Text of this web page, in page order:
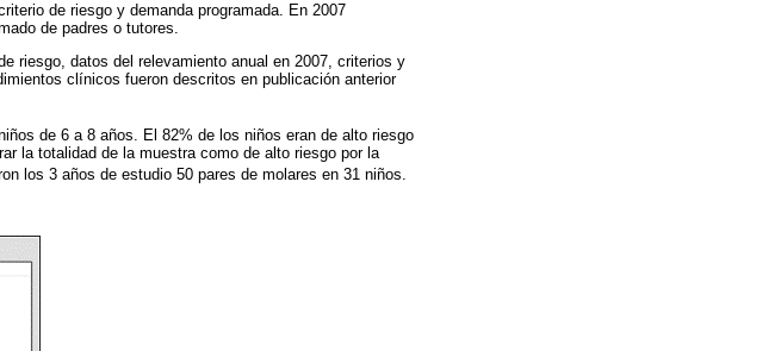
de riesgo y demanda programada. En 2007
de padres o tutores.
riesgo, datos del relevamiento anual en 2007, criterios y
clínicos fueron descritos en publicación anterior
de 6 a 8 años. El 82% de los niños eran de alto riesgo
la totalidad de la muestra como de alto riesgo por la
los 3 años de estudio 50 pares de molares en 31 niños.